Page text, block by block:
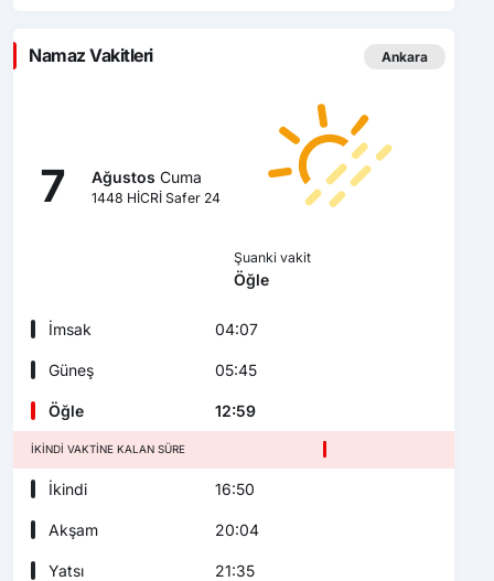
Namaz Vakitleri Ankara
7 Ağustos Cuma
1448 HİCRİ Safer 24
Şuanki vakit
Öğle
İmsak 04:07
Güneş 05:45
Öğle 12:59
İKINDI VAKTINE KALAN SÜRE
İkindi 16:50
Akşam 20:04
Yatsı 21:35